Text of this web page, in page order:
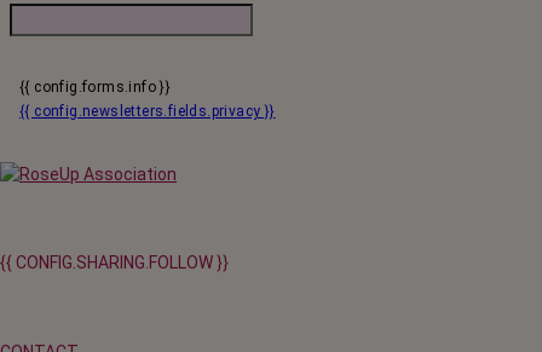
{{ config.forms.info }}
{{ config.newsletters.fields.privacy }}
{{ CONFIG.SHARING.FOLLOW }}